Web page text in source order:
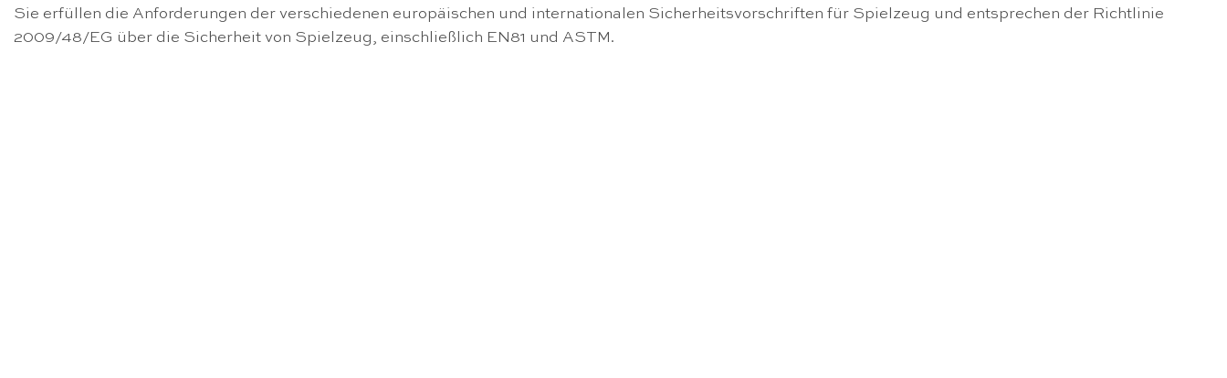
Sie erfüllen die Anforderungen der verschiedenen europäischen und internationalen Sicherheitsvorschriften für Spielzeug und entsprechen der Richtlinie
2009/48/EG über die Sicherheit von Spielzeug, einschließlich EN81 und ASTM.